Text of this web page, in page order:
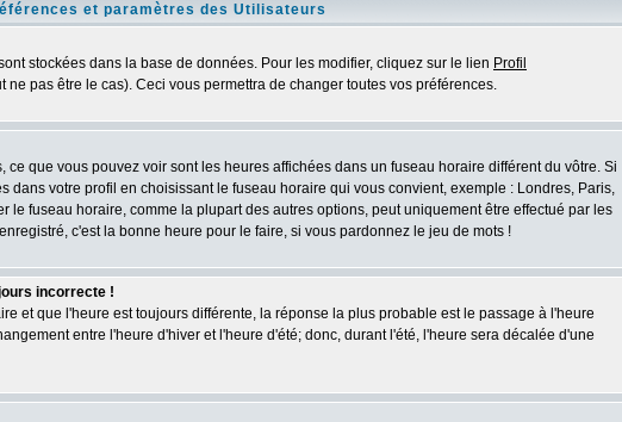
et paramètres des Utilisateurs
stockées dans la base de données. Pour les modifier, cliquez sur le lien Profil
pas être le cas). Ceci vous permettra de changer toutes vos préférences.
ce que vous pouvez voir sont les heures affichées dans un fuseau horaire différent du vôtre. Si
dans votre profil en choisissant le fuseau horaire qui vous convient, exemple : Londres, Paris,
le fuseau horaire, comme la plupart des autres options, peut uniquement être effectué par les
c'est la bonne heure pour le faire, si vous pardonnez le jeu de mots !
incorrecte !
et que l'heure est toujours différente, la réponse la plus probable est le passage à l'heure
entre l'heure d'hiver et l'heure d'été; donc, durant l'été, l'heure sera décalée d'une